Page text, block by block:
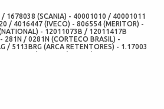
1678038 (SCANIA) - 40001010 / 40001011
/ 4016447 (IVECO) - 806554 (MERITOR) -
- 12011073B / 12011417B
281N / 0281N (CORTECO BRASIL) -
/ 5113BRG (ARCA RETENTORES) - 1.17003
325.511 / 325511 (ELRING) - 08863-N20